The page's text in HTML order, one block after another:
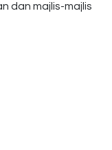
dan majlis-majlis